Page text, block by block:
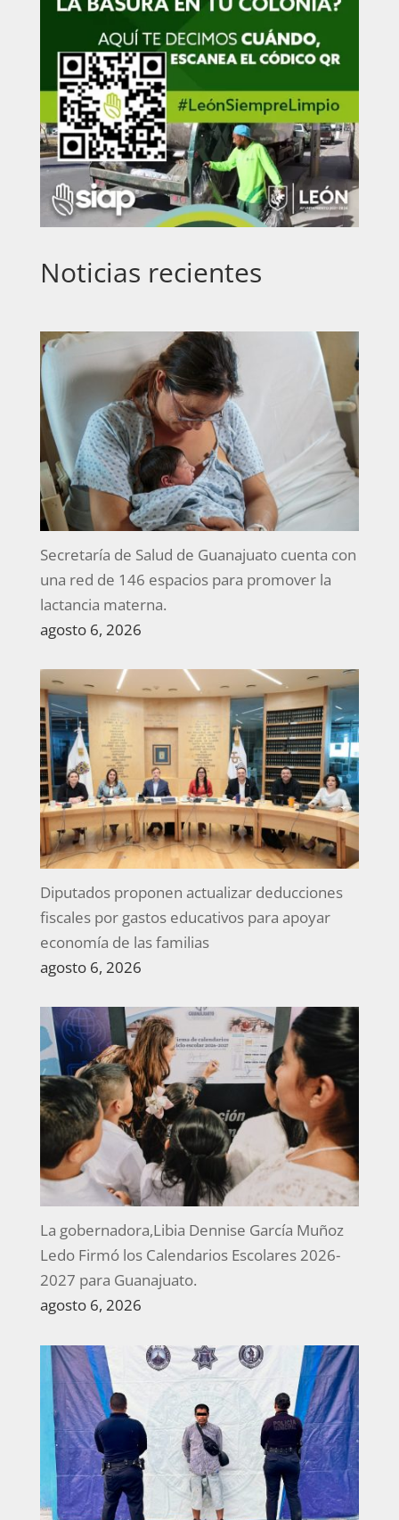
Noticias recientes
Secretaría de Salud de Guanajuato cuenta con
una red de 146 espacios para promover la
lactancia materna.
agosto 6, 2026
Diputados proponen actualizar deducciones
fiscales por gastos educativos para apoyar
economía de las familias
agosto 6, 2026
La gobernadora,Libia Dennise García Muñoz
Ledo Firmó los Calendarios Escolares 2026-
2027 para Guanajuato.
agosto 6, 2026